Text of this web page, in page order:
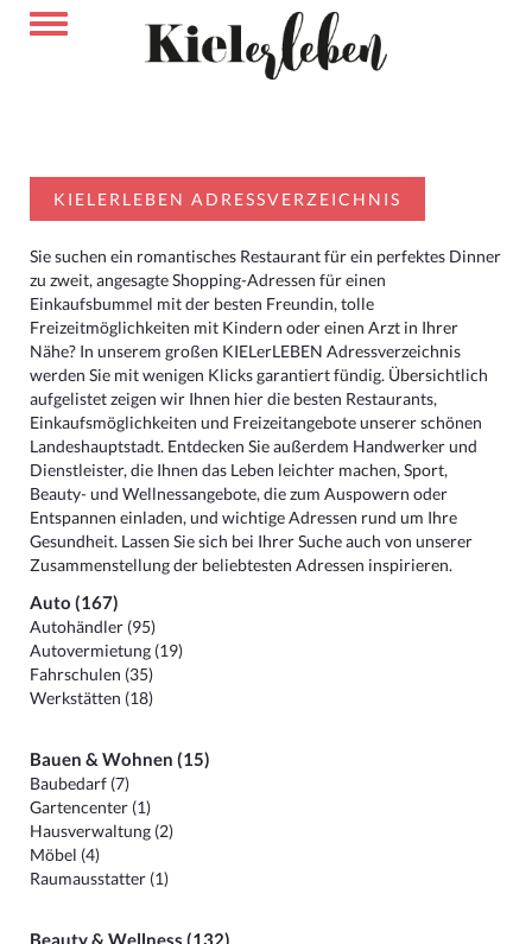
KIELERLEBEN ADRESSVERZEICHNIS
Sie suchen ein romantisches Restaurant für ein perfektes Dinner
zu zweit, angesagte Shopping-Adressen für einen
Einkaufsbummel mit der besten Freundin, tolle
Freizeitmöglichkeiten mit Kindern oder einen Arzt in Ihrer
Nähe? In unserem großen KIELerLEBEN Adressverzeichnis
werden Sie mit wenigen Klicks garantiert fündig. Übersichtlich
aufgelistet zeigen wir Ihnen hier die besten Restaurants,
Einkaufsmöglichkeiten und Freizeitangebote unserer schönen
Landeshauptstadt. Entdecken Sie außerdem Handwerker und
Dienstleister, die Ihnen das Leben leichter machen, Sport,
Beauty- und Wellnessangebote, die zum Auspowern oder
Entspannen einladen, und wichtige Adressen rund um Ihre
Gesundheit. Lassen Sie sich bei Ihrer Suche auch von unserer
Zusammenstellung der beliebtesten Adressen inspirieren.
Auto (167)
Autohändler (95)
Autovermietung (19)
Fahrschulen (35)
Werkstätten (18)
Bauen & Wohnen (15)
Baubedarf (7)
Gartencenter (1)
Hausverwaltung (2)
Möbel (4)
Raumausstatter (1)
Beauty & Wellness (132)